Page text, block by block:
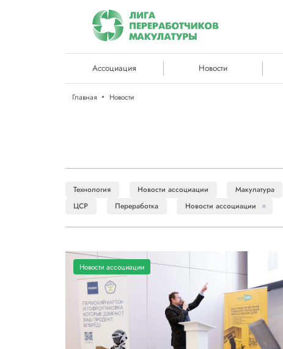
Ассоциация Новости
Главная Новости
Технология Новости ассоциации Макулатура
ЦСР
Переработка Новости ассоциации
Новости ассоциации